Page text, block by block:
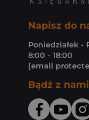
Napisz do
Poniedziałek -
8:00 - 18:00
[email
Bądź z